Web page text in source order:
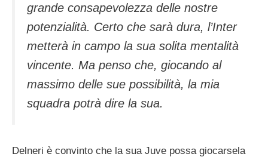
grande consapevolezza delle nostre
potenzialità. Certo che sarà dura, l’Inter
metterà in campo la sua solita mentalità
vincente. Ma penso che, giocando al
massimo delle sue possibilità, la mia
squadra potrà dire la sua.
Delneri è convinto che la sua Juve possa giocarsela